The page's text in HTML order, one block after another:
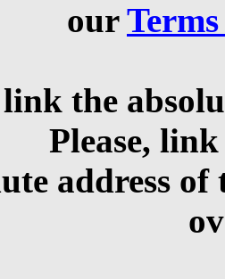
our
the
Please,
address